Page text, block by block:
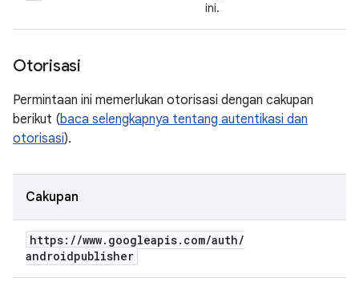
ini.
Otorisasi
Permintaan ini memerlukan otorisasi dengan cakupan
berikut (baca selengkapnya tentang autentikasi dan
otorisasi).
Cakupan
https: //www. googleapis. com/auth/
androidpublisher